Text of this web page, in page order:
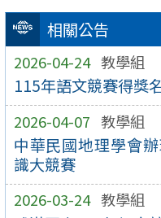
相關公告
2026-04-24 教學組
115年語文競賽得獎
2026-04-07 教學組
中華民國地理學會
識大競賽
2026-03-24 教學組